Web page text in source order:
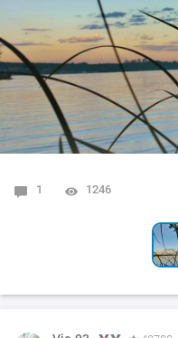
1 1246
4 6659